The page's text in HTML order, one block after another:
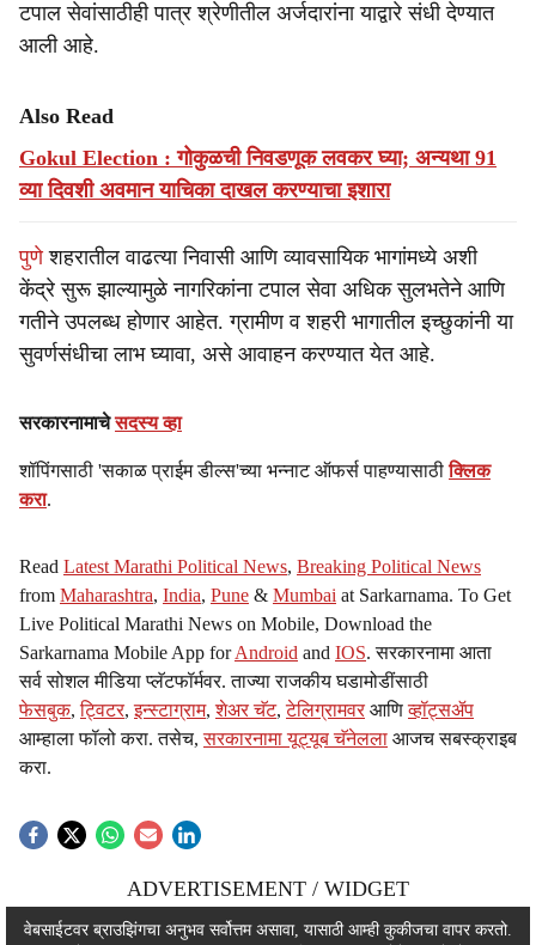
टपाल सेवांसाठीही पात्र श्रेणीतील अर्जदारांना याद्वारे संधी देण्यात
आली आहे.
Also Read
Gokul Election : गोकुळची निवडणूक लवकर घ्या; अन्यथा 91
व्या दिवशी अवमान याचिका दाखल करण्याचा इशारा
पुणेशहरातील वाढत्या निवासी आणि व्यावसायिक भागांमध्ये अशी
केंद्रे सुरू झाल्यामुळे नागरिकांना टपाल सेवा अधिक सुलभतेने आणि
गतीने उपलब्ध होणार आहेत. ग्रामीण व शहरी भागातील इच्छुकांनी या
सुवर्णसंधीचा लाभ घ्यावा, असे आवाहन करण्यात येत आहे.
सरकारनामाचेसदस्य व्हा
शॉपिंगसाठी 'सकाळ प्राईम डील्स'च्या भन्नाट ऑफर्स पाहण्यासाठीक्लिक
करा.
Read Latest Marathi Political News, Breaking Political News
from Maharashtra, India, Pune & Mumbai at Sarkarnama. To Get
Live Political Marathi News on Mobile, Download the
Sarkarnama Mobile App forAndroid and IOS. सरकारनामा आता
सर्व सोशल मीडिया प्लॅटफॉर्मवर. ताज्या राजकीय घडामोडींसाठी
फेसबुक,ट्विटर,इन्स्टाग्राम,शेअर चॅट,टेलिग्रामवर आणिव्हॉट्सॲप
आम्हाला फॉलो करा. तसेच,सरकारनामा यूट्यूब चॅनेलला आजच सबस्क्राइब
करा.
ADVERTISEMENT / WIDGET
ADVERTISEMENT / WIDGET
वेबसाईटवर ब्राउझिंगचा अनुभव सर्वोत्तम असावा, यासाठी आम्ही कुकीजचा वापर करतो.